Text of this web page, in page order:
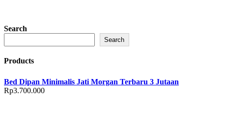
Search
Search
Products
Bed Dipan Minimalis Jati Morgan Terbaru 3 Jutaan
Rp3.700.000